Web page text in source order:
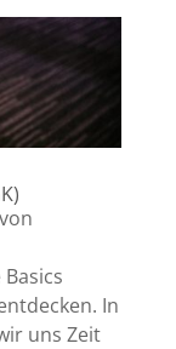
In
uns Zeit